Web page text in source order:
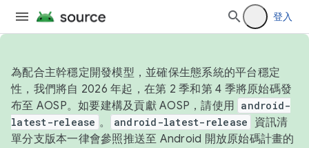
登入
為配合主幹穩定開發模型，並確保生態系統的平台穩定
性，我們將自 2026 年起，在第 2 季和第 4 季將原始碼發
布至 AOSP。如要建構及貢獻 AOSP，請使用 android-
latest-release 。 android-latest-release
資訊清
單分支版本一律會參照推送至 Android 開放原始碼計畫的